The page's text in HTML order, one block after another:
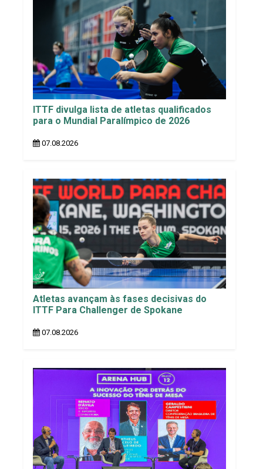
ITTF divulga lista de atletas qualificados
para o Mundial Paralímpico de 2026
07.08.2026
Atletas avançam às fases decisivas do
ITTF Para Challenger de Spokane
07.08.2026